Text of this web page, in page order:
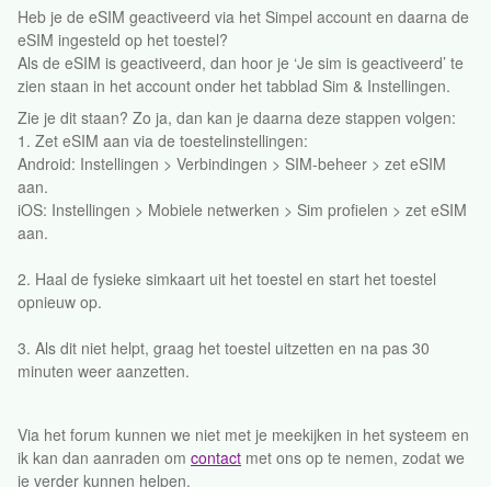
Heb je de eSIM geactiveerd via het Simpel account en daarna de
eSIM ingesteld op het toestel?
Als de eSIM is geactiveerd, dan hoor je ‘Je sim is geactiveerd’ te
zien staan in het account onder het tabblad Sim & Instellingen.
Zie je dit staan? Zo ja, dan kan je daarna deze stappen volgen:
1. Zet eSIM aan via de toestelinstellingen:
Android: Instellingen > Verbindingen > SIM-beheer > zet eSIM
aan.
iOS: Instellingen > Mobiele netwerken > Sim profielen > zet eSIM
aan.
2. Haal de fysieke simkaart uit het toestel en start het toestel
opnieuw op.
3. Als dit niet helpt, graag het toestel uitzetten en na pas 30
minuten weer aanzetten.
Via het forum kunnen we niet met je meekijken in het systeem en
ik kan dan aanraden om contact met ons op te nemen, zodat we
je verder kunnen helpen.